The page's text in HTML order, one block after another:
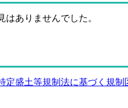
はありませんでした。
定盛土等規制法に基づく規